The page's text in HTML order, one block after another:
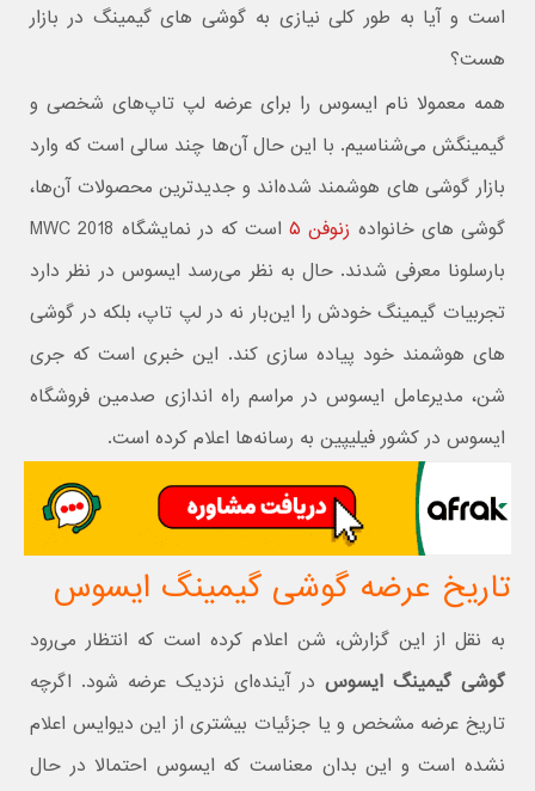
است و آیا به طور کلی نیازی به گوشی های گیمینگ در بازار
هست؟
همه معمولا نام ایسوس را برای عرضه لپ تاپ‌های شخصی و
گیمینگش می‌شناسیم. با این حال آن‌ها چند سالی است که وارد
بازار گوشی های هوشمند شده‌اند و جدیدترین محصولات آن‌ها،
گوشی های خانواده زنوفن ۵
است که در نمایشگاه MWC 2018
بارسلونا معرفی شدند. حال به نظر می‌رسد ایسوس در نظر دارد
تجربیات گیمینگ خودش را این‌بار نه در لپ تاپ، بلکه در گوشی
های هوشمند خود پیاده سازی کند. این خبری است که جری
شن، مدیرعامل ایسوس در مراسم راه اندازی صدمین فروشگاه
ایسوس در کشور فیلیپین به رسانه‌ها اعلام کرده است.
تاریخ عرضه گوشی گیمینگ ایسوس
به نقل از این گزارش، شن اعلام کرده است که انتظار می‌رود
گوشی گیمینگ ایسوس در آینده‌ای نزدیک عرضه شود. اگرچه
تاریخ عرضه مشخص و یا جزئیات بیشتری از این دیوایس اعلام
نشده است و این بدان معناست که ایسوس احتمالا در حال